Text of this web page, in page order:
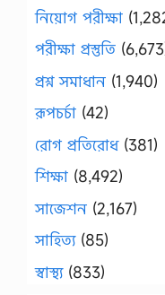
নিয়োগ পরীক্ষা
পরীক্ষা প্রস্তুতি
প্রশ্ন সমাধান (1,940)
রূপচর্চা (42)
রোগ প্রতিরোধ(381)
শিক্ষা (8,492)
সাজেশন (2,167)
সাহিত্য(85)
স্বাস্থ্য(833)